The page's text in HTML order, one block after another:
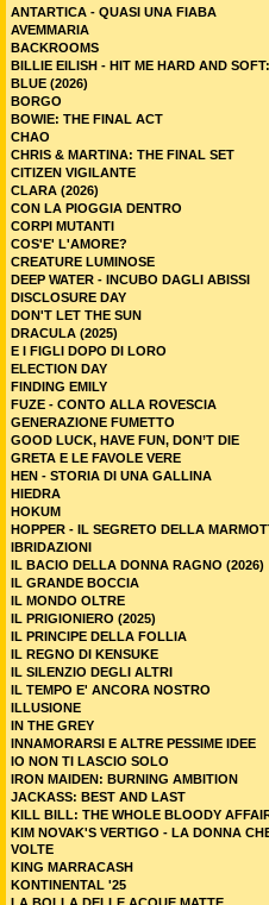
ANTARTICA - QUASI UNA FIABA
AVEMMARIA
BACKROOMS
BILLIE EILISH - HIT ME HARD AND
BLUE (2026)
BORGO
BOWIE: THE FINAL ACT
CHAO
CHRIS & MARTINA: THE FINAL SET
CITIZEN VIGILANTE
CLARA (2026)
CON LA PIOGGIA DENTRO
CORPI MUTANTI
COS'E' L'AMORE?
CREATURE LUMINOSE
DEEP WATER - INCUBO DAGLI ABISSI
DISCLOSURE DAY
DON'T LET THE SUN
DRACULA (2025)
E I FIGLI DOPO DI LORO
ELECTION DAY
FINDING EMILY
FUZE - CONTO ALLA ROVESCIA
GENERAZIONE FUMETTO
GOOD LUCK, HAVE FUN, DON’T DIE
GRETA E LE FAVOLE VERE
HEN - STORIA DI UNA GALLINA
HIEDRA
HOKUM
HOPPER - IL SEGRETO DELLA
IBRIDAZIONI
IL BACIO DELLA DONNA RAGNO (2026)
IL GRANDE BOCCIA
IL MONDO OLTRE
IL PRIGIONIERO (2025)
IL PRINCIPE DELLA FOLLIA
IL REGNO DI KENSUKE
IL SILENZIO DEGLI ALTRI
IL TEMPO E' ANCORA NOSTRO
ILLUSIONE
IN THE GREY
INNAMORARSI E ALTRE PESSIME IDEE
IO NON TI LASCIO SOLO
IRON MAIDEN: BURNING AMBITION
JACKASS: BEST AND LAST
KILL BILL: THE WHOLE BLOODY
KIM NOVAK'S VERTIGO - LA DONNA
VOLTE
KING MARRACASH
KONTINENTAL '25